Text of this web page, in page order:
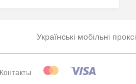
Українські мобільні проксі
Контакты